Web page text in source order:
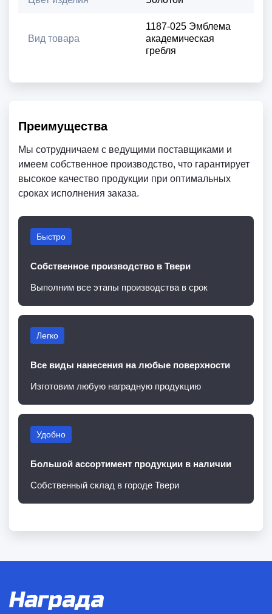
Вид товара
1187-025 Эмблема
академическая
гребля
Преимущества
Мы сотрудничаем с ведущими поставщиками и
имеем собственное производство, что гарантирует
высокое качество продукции при оптимальных
сроках исполнения заказа.
Быстро
Собственное производство в Твери
Выполним все этапы производства в срок
Легко
Все виды нанесения на любые поверхности
Изготовим любую наградную продукцию
Удобно
Большой ассортимент продукции в наличии
Собственный склад в городе Твери